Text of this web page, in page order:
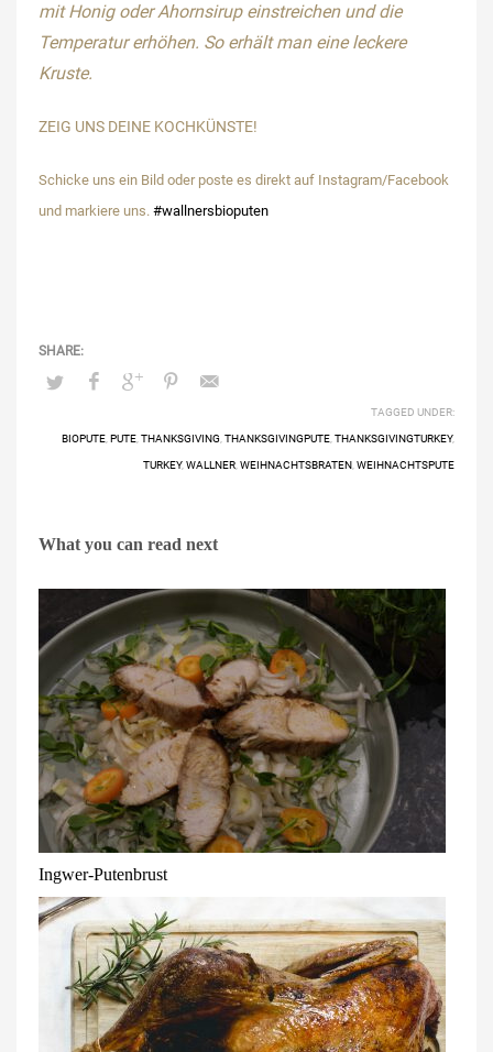
mit Honig oder Ahornsirup einstreichen und die
Temperatur erhöhen. So erhält man eine leckere
Kruste.
ZEIG UNS DEINE KOCHKÜNSTE!
Schicke uns ein Bild oder poste es direkt auf Instagram/Facebook
und markiere uns. #wallnersbioputen
TAGGED UNDER:
BIOPUTE PUTE THANKSGIVING THANKSGIVINGPUTE THANKSGIVINGTURKEY,
TURKEY, WALLNER WEIHNACHTSBRATEN WEIHNACHTSPUTE
What you can read next
Ingwer-Putenbrust